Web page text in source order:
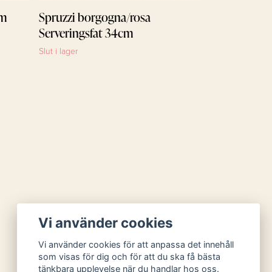
Spruzzi borgogna/rosa
Serveringsfat 34cm
Slut i lager
Vi använder cookies
Vi använder cookies för att anpassa det innehåll
som visas för dig och för att du ska få bästa
tänkbara upplevelse när du handlar hos oss.